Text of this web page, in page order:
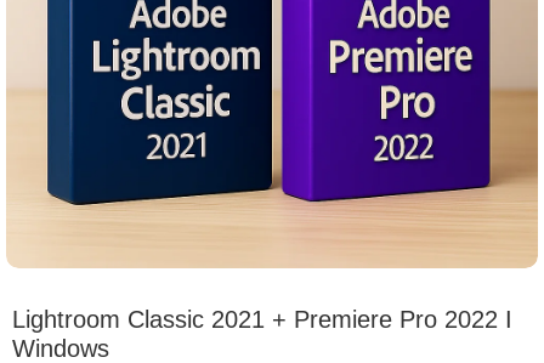
Lightroom Classic 2021 + Premiere Pro 2022 I
Windows